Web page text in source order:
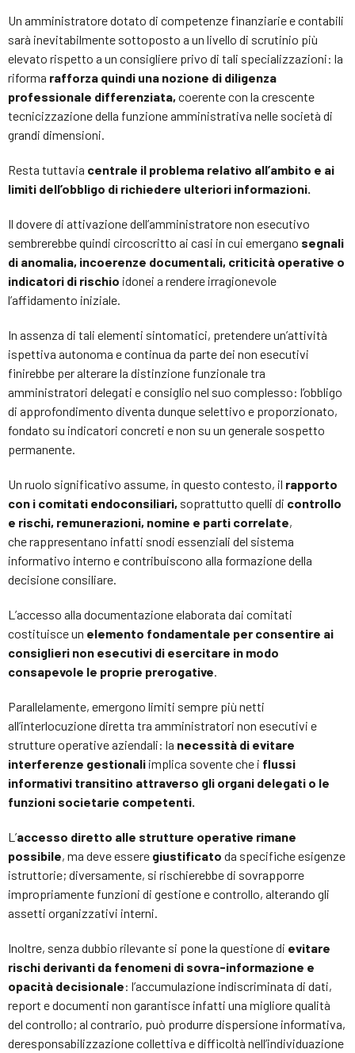
Un amministratore dotato di competenze finanziarie e contabili
sarà inevitabilmente sottoposto a un livello di scrutinio più
elevato rispetto a un consigliere privo di tali specializzazioni: la
riforma rafforza quindi una nozione di diligenza
professionale differenziata, coerente con la crescente
tecnicizzazione della funzione amministrativa nelle società di
grandi dimensioni.
Resta tuttavia centrale il problema relativo all’ambito e ai
limiti dell’obbligo di richiedere ulteriori informazioni.
Il dovere di attivazione dell’amministratore non esecutivo
sembrerebbe quindi circoscritto ai casi in cui emergano segnali
di anomalia, incoerenze documentali, criticità operative o
indicatori di rischio idonei a rendere irragionevole
l’affidamento iniziale.
In assenza di tali elementi sintomatici, pretendere un’attività
ispettiva autonoma e continua da parte dei non esecutivi
finirebbe per alterare la distinzione funzionale tra
amministratori delegati e consiglio nel suo complesso: l’obbligo
di approfondimento diventa dunque selettivo e proporzionato,
fondato su indicatori concreti e non su un generale sospetto
permanente.
Un ruolo significativo assume, in questo contesto, il rapporto
con i comitati endoconsiliari, soprattutto quelli di controllo
e rischi, remunerazioni, nomine e parti correlate,
che rappresentano infatti snodi essenziali del sistema
informativo interno e contribuiscono alla formazione della
decisione consiliare.
L’accesso alla documentazione elaborata dai comitati
costituisce un elemento fondamentale per consentire ai
consiglieri non esecutivi di esercitare in modo
consapevole le proprie prerogative.
Parallelamente, emergono limiti sempre più netti
all’interlocuzione diretta tra amministratori non esecutivi e
strutture operative aziendali: la necessità di evitare
interferenze gestionali implica sovente che i flussi
informativi transitino attraverso gli organi delegati o le
funzioni societarie competenti.
L’accesso diretto alle strutture operative rimane
possibile, ma deve essere giustificato da specifiche esigenze
istruttorie; diversamente, si rischierebbe di sovrapporre
impropriamente funzioni di gestione e controllo, alterando gli
assetti organizzativi interni.
Inoltre, senza dubbio rilevante si pone la questione di evitare
rischi derivanti da fenomeni di sovra-informazione e
opacità decisionale: l’accumulazione indiscriminata di dati,
report e documenti non garantisce infatti una migliore qualità
del controllo; al contrario, può produrre dispersione informativa,
deresponsabilizzazione collettiva e difficoltà nell’individuazione